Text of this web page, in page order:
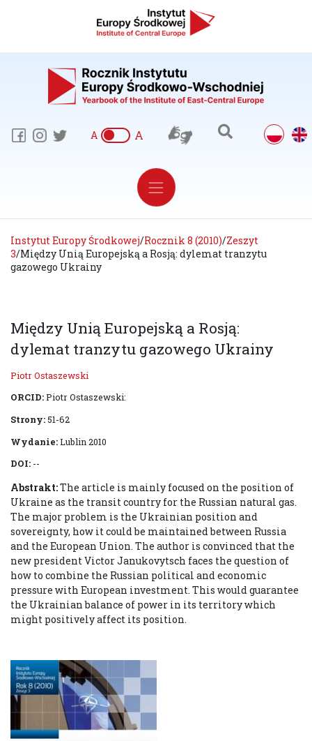
A A
Instytut Europy Środkowej/Rocznik 8 (2010)/Zeszyt
3/Między Unią Europejską a Rosją: dylemat tranzytu
gazowego Ukrainy
Między Unią Europejską a Rosją:
dylemat tranzytu gazowego Ukrainy
Piotr Ostaszewski
ORCID:Piotr Ostaszewski:
Strony: 51-62
Wydanie:Lublin 2010
DOI: --
Abstrakt:The article is mainly focused on the position of
Ukraine as the transit country for the Russian natural gas.
The major problem is the Ukrainian position and
sovereignty, how it could be maintained between Russia
and the European Union. The author is convinced that the
new president Victor Janukovytsch faces the question of
how to combine the Russian political and economic
pressure with European investment. This would guarantee
the Ukrainian balance of power in its territory which
might positively affect its position.